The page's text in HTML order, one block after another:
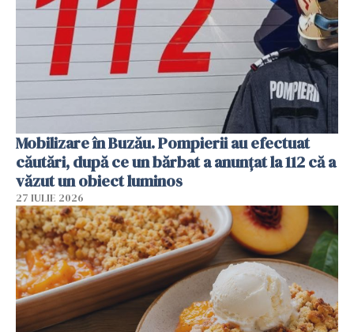
Mobilizare în Buzău. Pompierii au efectuat
căutări, după ce un bărbat a anunțat la 112 că a
văzut un obiect luminos
27 IULIE 2026